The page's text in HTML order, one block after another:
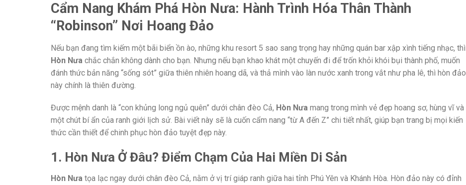
Cẩm Nang Khám Phá Hòn Nưa: Hành Trình Hóa Thân Thành
“Robinson” Nơi Hoang Đảo
Nếu bạn đang tìm kiếm một bãi biển ồn ào, những khu resort 5 sao sang trọng hay những quán bar xập xình tiếng nhạc, thì
Hòn Nưa chắc chắn không dành cho bạn. Nhưng nếu bạn khao khát một chuyến đi để trốn khỏi khói bụi thành phố, muốn
đánh thức bản năng “sống sót” giữa thiên nhiên hoang dã, và thả mình vào làn nước xanh trong vắt như pha lê, thì hòn đảo
này chính là thiên đường.
Được mệnh danh là “con khủng long ngủ quên” dưới chân đèo Cả, Hòn Nưa mang trong mình vẻ đẹp hoang sơ, hùng vĩ và
một chút bí ẩn của ranh giới lịch sử. Bài viết này sẽ là cuốn cẩm nang “từ A đến Z” chi tiết nhất, giúp bạn trang bị mọi kiến
thức cần thiết để chinh phục hòn đảo tuyệt đẹp này.
1. Hòn Nưa Ở Đâu? Điểm Chạm Của Hai Miền Di Sản
Hòn Nưa tọa lạc ngay dưới chân đèo Cả, nằm ở vị trí giáp ranh giữa hai tỉnh Phú Yên và Khánh Hòa. Hòn đảo này có đỉnh